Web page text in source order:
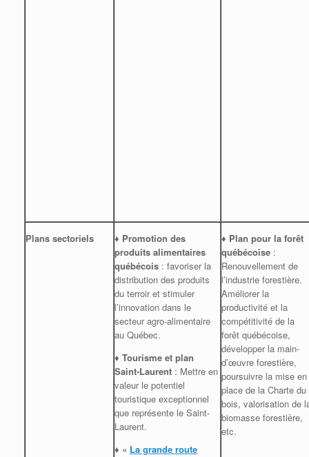
Plans sectoriels
♦ Promotion des
produits alimentaires
québécois : favoriser la
distribution des produits
du terroir et stimuler
l’innovation dans le
secteur agro-alimentaire
au Québec.
♦ Tourisme et plan
Saint-Laurent : Mettre en
valeur le potentiel
touristique exceptionnel
que représente le Saint-
Laurent.
♦ « La grande route
♦ Plan pour la forêt
québécoise :
Renouvellement de
l’industrie forestière.
Améliorer la
productivité et la
compétitivité de la
forêt québécoise,
développer la main-
d’œuvre forestière,
poursuivre la mise en
place de la Charte du
bois, valorisation de
biomasse forestière,
etc.